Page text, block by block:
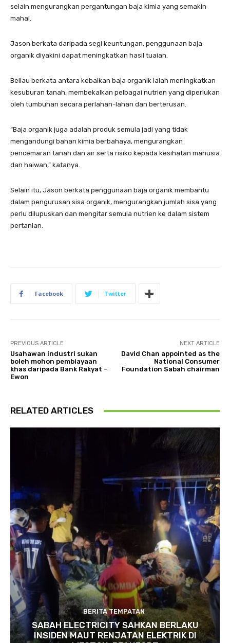
selain mengurangkan pergantungan baja kimia yang semakin
mahal.
Jason berkata daripada segi keuntungan, penggunaan baja
organik diyakini dapat meningkatkan hasil tuaian.
Beliau berkata antara kebaikan baja organik ialah meningkatkan
kesuburan tanah, membekalkan pelbagai nutrien yang diperlukan
oleh tumbuhan secara perlahan-lahan dan berterusan.
“Baja organik juga adalah produk semula jadi yang tidak
mengandungi bahan kimia berbahaya, mengurangkan
pencemaran tanah dan air serta risiko kepada kesihatan manusia
dan haiwan,” katanya.
Selain itu, Jason berkata penggunaan baja organik membantu
dalam pengurusan sisa organik, mengurangkan jumlah sisa yang
perlu dilupuskan dan mengitar semula nutrien ke dalam sistem
pertanian.
Facebook Twitter
PREVIOUS ARTICLE
Usahawan industri sukan
boleh mohon pembiayaan
khas daripada Bank Rakyat –
Ewon
NEXT ARTICLE
David Chan appointed as the
National Consumer
Foundation Sabah chairman
RELATED ARTICLES
BERITA TEMPATAN
SABAH ELECTRICITY SAHKAN BERLAKU
INSIDEN MAUT RENJATAN ELEKTRIK DI